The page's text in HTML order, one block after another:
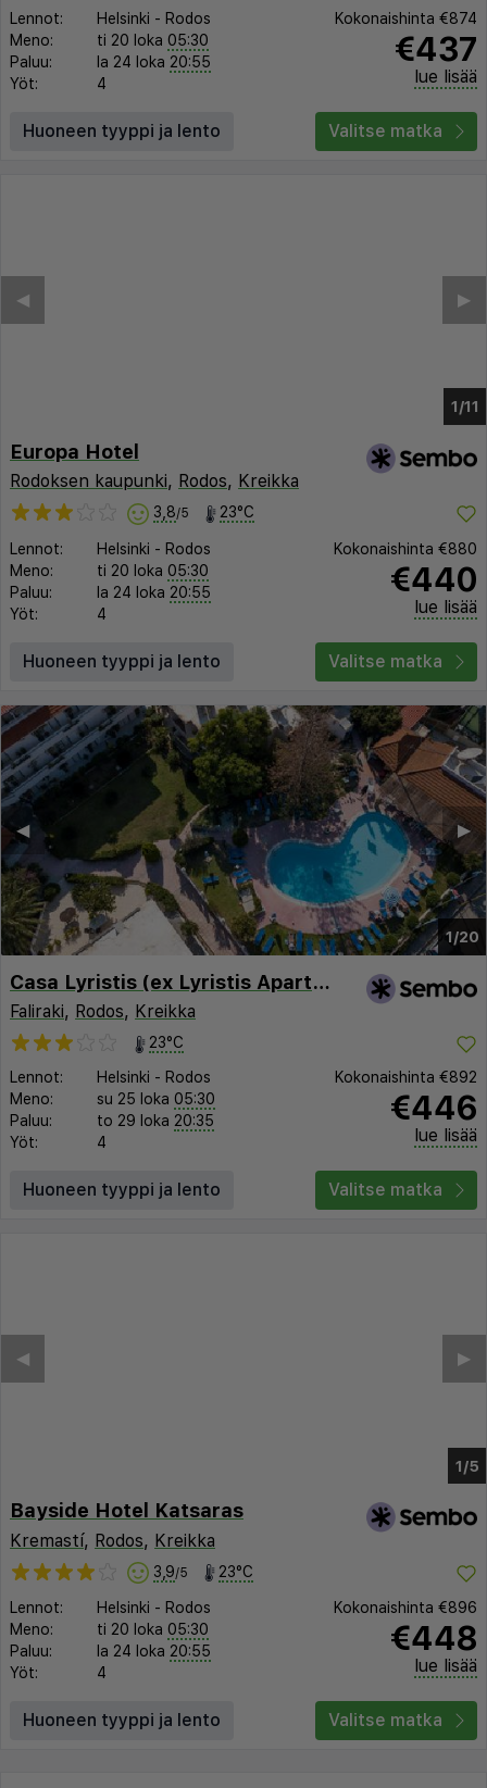
Lennot: Helsinki - Rodos
Meno:
ti 20 loka 05:30
Paluu:
la 24 loka 20:55
Yöt:
4
Kokonaishinta €874
€437
lue lisää
Huoneen tyyppi ja lento Valitse matka
1/6
▶︎
◀︎
Europa Hotel
Rodoksen kaupunki, Rodos, Kreikka
3,8/5 23°C
Lennot: Helsinki - Rodos
Meno:
ti 20 loka 05:30
Paluu:
la 24 loka 20:55
Yöt:
4
Kokonaishinta €880
€440
lue lisää
Huoneen tyyppi ja lento Valitse matka
1/20
▶︎
◀︎
Casa Lyristis (ex Lyristis Apartments Plus)
Faliraki, Rodos, Kreikka
23°C
Lennot:
Helsinki - Rodos
Meno:
su 25 loka 05:30
Paluu:
to 29 loka 20:35
Yöt:
4
Kokonaishinta €892
€446
lue lisää
Huoneen tyyppi ja lento Valitse matka
Bayside Hotel Katsaras
Kremastí, Rodos, Kreikka
3,9/5 23°C
Lennot: Helsinki - Rodos
Meno:
ti 20 loka 05:30
Paluu:
la 24 loka 20:55
Yöt:
4
Kokonaishinta €896
€448
lue lisää
Huoneen tyyppi ja lento Valitse matka